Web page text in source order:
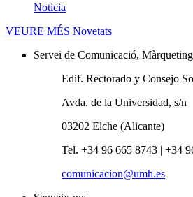
Noticia
VEURE MÉS Novetats
Servei de Comunicació,
Edif. Rectorado y Consejo
Avda. de la Universidad, s/n
03202 Elche (Alicante)
Tel. +34 96 665 8743 | +34
comunicacion@umh.es